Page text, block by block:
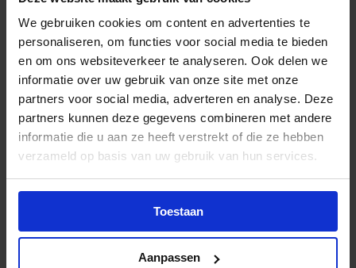
We gebruiken cookies om content en advertenties te
personaliseren, om functies voor social media te bieden
en om ons websiteverkeer te analyseren. Ook delen we
informatie over uw gebruik van onze site met onze
partners voor social media, adverteren en analyse. Deze
partners kunnen deze gegevens combineren met andere
informatie die u aan ze heeft verstrekt of die ze hebben
verzameld op basis van uw gebruik van hun services.
Toestaan
Aanpassen
Nieuw bij VTO: VCA-theorieboeken nu ook digitaal
beschikbaar!
In een vakgebied waar wet- en regelgeving continu
verandert, is actuele kennis geen luxe maar
noodzaak. Tegelijkertijd leest niet iedere cursist even
makkelijk of op dezelfde manier.
Daarom zijn onze nieuwste theorieboeken VCA
BASIS en het uitgebreide VCA VOL-VIL nu óók
verkrijgbaar als digitaal voorleesboek
. Zo
wordt leren toegankelijker én effectiever.
Waarom kiezen voor VTO?
Altijd actueel
Onze lesstof sluit aan op de nieuwste eisen. Zo
hoog.